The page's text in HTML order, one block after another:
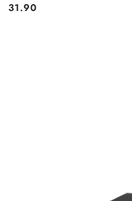
Cena:
31.90